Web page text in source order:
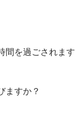
間を過ごされます
ますか？